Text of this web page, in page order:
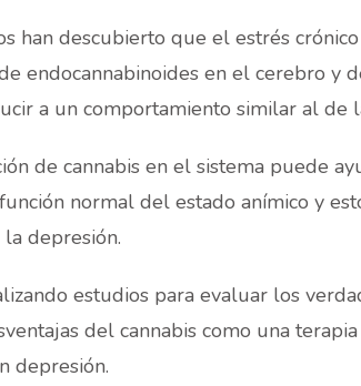
han descubierto que el estrés
endocannabinoides en el cerebro y
a un comportamiento similar al de
de cannabis en el sistema puede
normal del estado anímico y
depresión.
estudios para evaluar los
del cannabis como una
depresión.